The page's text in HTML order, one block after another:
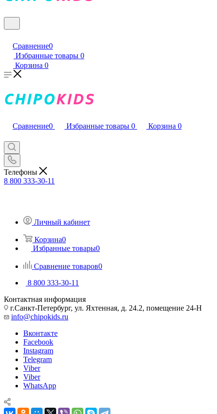
Сравнение0
Избранные товары 0
Корзина 0
Сравнение0 Избранные товары 0 Корзина 0
Телефоны
8 800 333-30-11
Личный кабинет
Корзина0
Избранные товары0
Сравнение товаров0
8 800 333-30-11
Контактная информация
г.Санкт-Петербург, ул. Яхтенная, д. 24.2, помещение 24-Н
info@chipokids.ru
Вконтакте
Facebook
Instagram
Telegram
Viber
Viber
WhatsApp